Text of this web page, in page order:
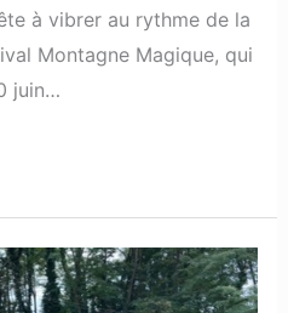
à vibrer au rythme de la
Montagne Magique, qui
juin…